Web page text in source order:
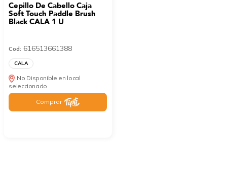
Cepillo De Cabello Caja
Soft Touch Paddle Brush
Black CALA 1 U
Cod: 616513661388
CALA
No Disponible en local
seleccionado
Comprar